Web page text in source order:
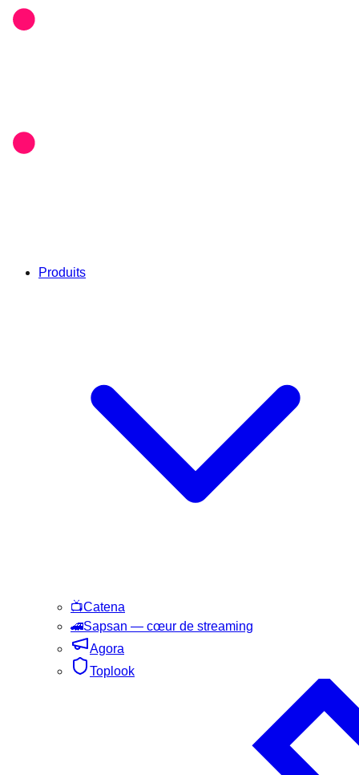
Produits
📺Catena
🚄Sapsan — cœur de streaming
Agora
Toplook